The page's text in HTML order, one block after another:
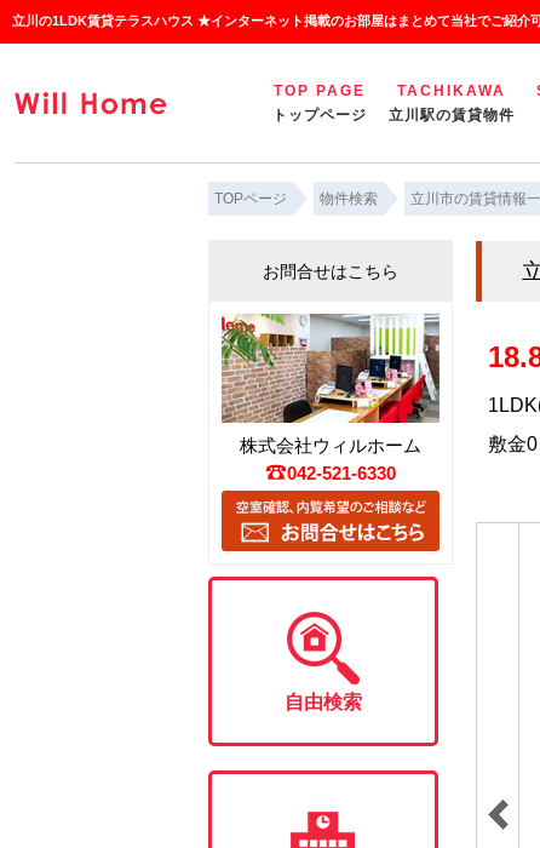
立川の1LDK賃貸テラスハウス ★インターネット掲載のお部屋はまとめて当社でご紹介
TOP PAGE
トップページ
TACHIKAWA
立川駅の賃貸物件
TOPページ 物件検索 立川市の賃貸情報
立
敷金
お問合せはこちら
株式会社ウィルホーム
042-521-6330
自由検索